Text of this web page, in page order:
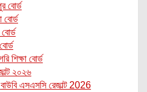
বোর্ড
বোর্ড
শিক্ষা বোর্ড
২০২৬
বাউবি এসএসসি রেজাল্ট 2026